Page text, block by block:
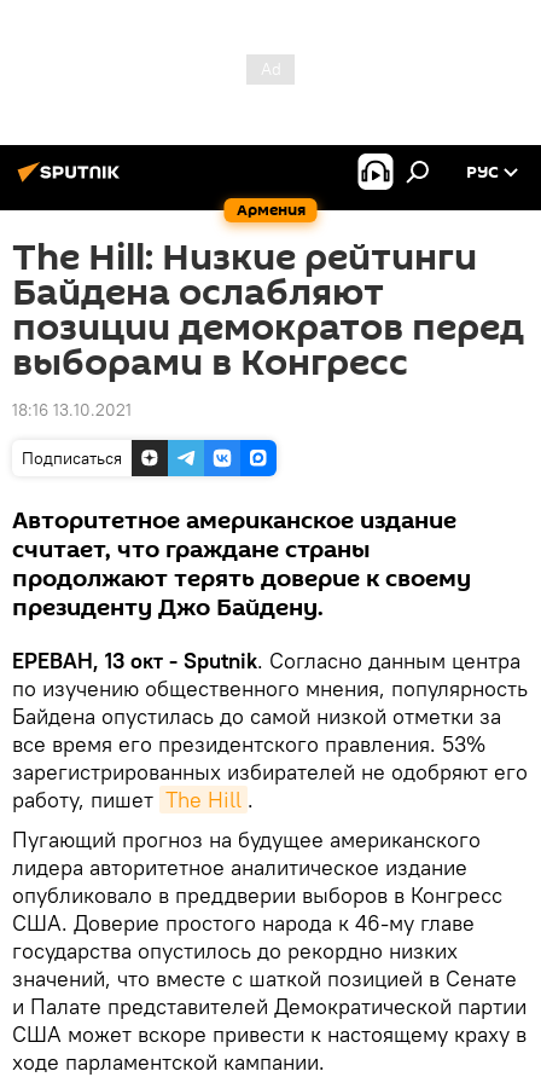
Армения
РУС
The Hill: Низкие рейтинги
Байдена ослабляют
позиции демократов перед
выборами в Конгресс
18:16 13.10.2021
Подписаться
Авторитетное американское издание
считает, что граждане страны
продолжают терять доверие к своему
президенту Джо Байдену.
ЕРЕВАН, 13 окт - Sputnik. Согласно данным центра
по изучению общественного мнения, популярность
Байдена опустилась до самой низкой отметки за
все время его президентского правления. 53%
зарегистрированных избирателей не одобряют его
работу, пишет The Hill .
Пугающий прогноз на будущее американского
лидера авторитетное аналитическое издание
опубликовало в преддверии выборов в Конгресс
США. Доверие простого народа к 46-му главе
государства опустилось до рекордно низких
значений, что вместе с шаткой позицией в Сенате
и Палате представителей Демократической партии
США может вскоре привести к настоящему краху в
ходе парламентской кампании.